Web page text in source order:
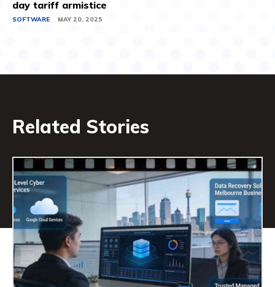
day tariff armistice
SOFTWARE MAY 20, 2025
Related Stories